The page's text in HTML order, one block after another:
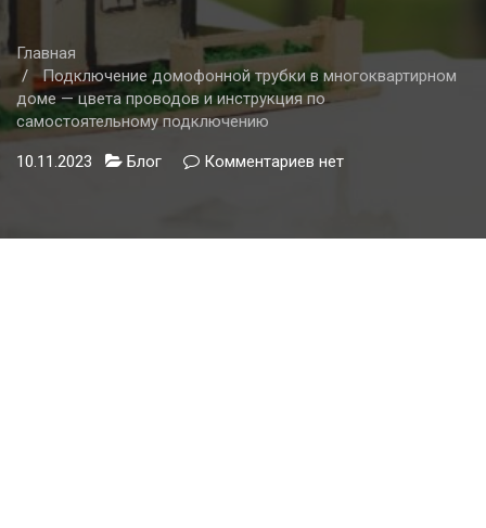
Главная
Подключение домофонной трубки в многоквартирном
доме — цвета проводов и инструкция по
самостоятельному подключению
10.11.2023 Блог Комментариев кнет